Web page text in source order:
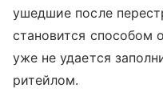
ушедшие после
становится способом
уже не удается
ритейлом.